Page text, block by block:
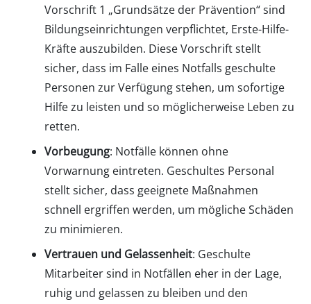
Vorschrift 1 „Grundsätze der Prävention“ sind
Bildungseinrichtungen verpflichtet, Erste-Hilfe-
Kräfte auszubilden. Diese Vorschrift stellt
sicher, dass im Falle eines Notfalls geschulte
Personen zur Verfügung stehen, um sofortige
Hilfe zu leisten und so möglicherweise Leben zu
retten.
Vorbeugung: Notfälle können ohne
Vorwarnung eintreten. Geschultes Personal
stellt sicher, dass geeignete Maßnahmen
schnell ergriffen werden, um mögliche Schäden
zu minimieren.
Vertrauen und Gelassenheit: Geschulte
Mitarbeiter sind in Notfällen eher in der Lage,
ruhig und gelassen zu bleiben und den